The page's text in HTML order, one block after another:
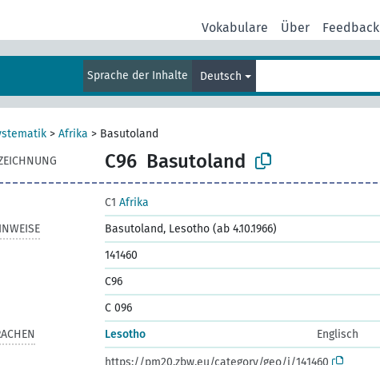
Vokabulare Über Feedback
Sprache der Inhalte Deutsch
> Afrika > Basutoland
C96 Basutoland
C1 Afrika
Basutoland, Lesotho (ab 4.10.1966)
141460
C96
C 096
Lesotho
Englisch
https://pm20.zbw.eu/category/geo/i/141460